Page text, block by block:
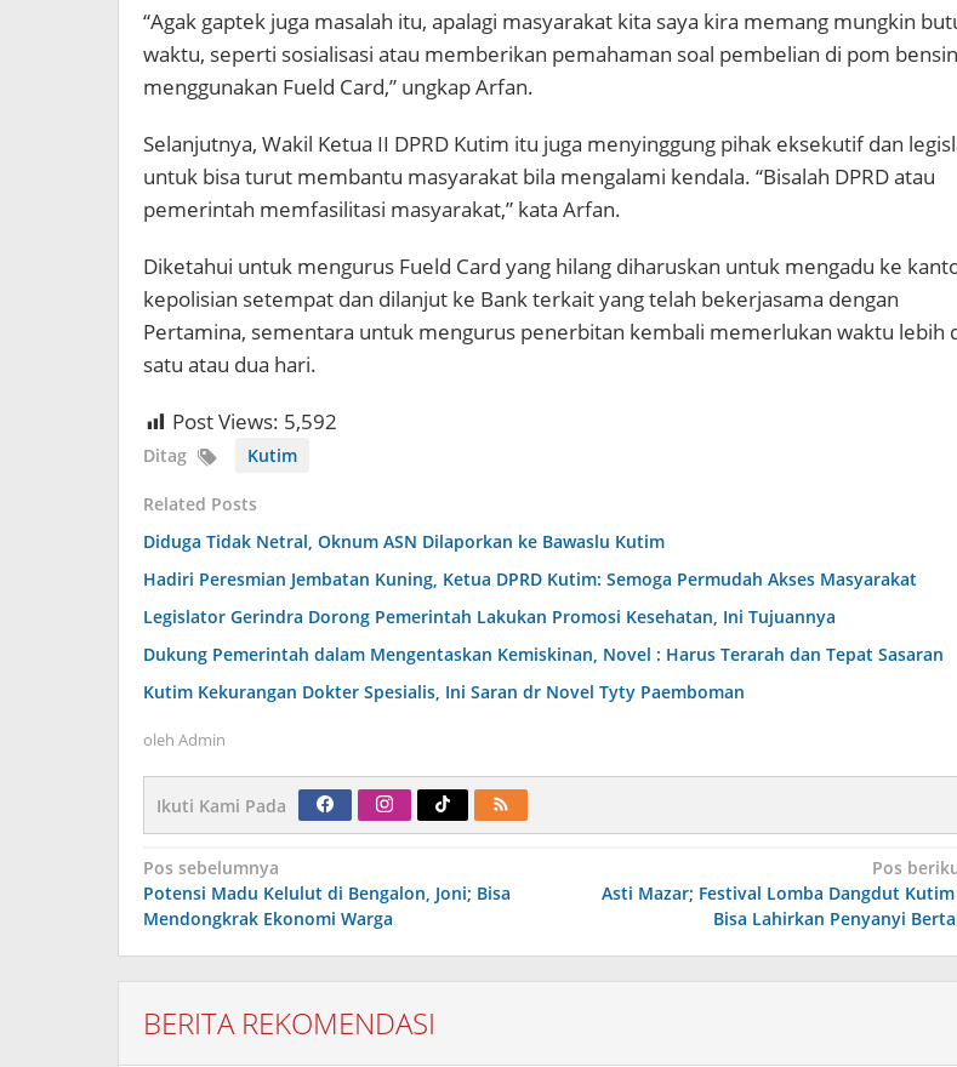
“Agak gaptek juga masalah itu, apalagi masyarakat kita saya kira memang mungkin
waktu, seperti sosialisasi atau memberikan pemahaman soal pembelian di pom bensin
menggunakan Fueld Card,” ungkap Arfan.
Selanjutnya, Wakil Ketua II DPRD Kutim itu juga menyinggung pihak eksekutif dan
untuk bisa turut membantu masyarakat bila mengalami kendala. “Bisalah DPRD atau
pemerintah memfasilitasi masyarakat,” kata Arfan.
Diketahui untuk mengurus Fueld Card yang hilang diharuskan untuk mengadu ke
kepolisian setempat dan dilanjut ke Bank terkait yang telah bekerjasama dengan
Pertamina, sementara untuk mengurus penerbitan kembali memerlukan waktu lebih
satu atau dua hari.
Post Views: 5,592
Ditag Kutim
Related Posts
Diduga Tidak Netral, Oknum ASN Dilaporkan ke Bawaslu Kutim
Hadiri Peresmian Jembatan Kuning, Ketua DPRD Kutim: Semoga Permudah Akses Masyarakat
Legislator Gerindra Dorong Pemerintah Lakukan Promosi Kesehatan, Ini Tujuannya
Dukung Pemerintah dalam Mengentaskan Kemiskinan, Novel : Harus Terarah dan Tepat Sasaran
Kutim Kekurangan Dokter Spesialis, Ini Saran dr Novel Tyty Paemboman
oleh Admin
Ikuti Kami Pada
Navigasi
pos
Pos sebelumnya
Potensi Madu Kelulut di Bengalon, Joni; Bisa
Mendongkrak Ekonomi Warga
Pos
Asti Mazar; Festival Lomba Dangdut Kutim
Bisa Lahirkan Penyanyi
BERITA REKOMENDASI